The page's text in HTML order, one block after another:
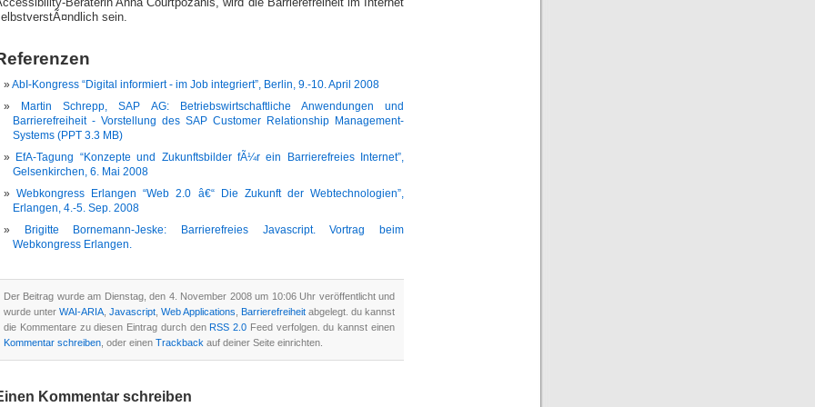
Beraterin Anna Courtpozanis, wird die Barrierefreiheit im Internet
sein.
AbI-Kongress “Digital informiert - im Job integriert”, Berlin, 9.-10. April 2008
Martin Schrepp, SAP AG: Betriebswirtschaftliche Anwendungen und
Barrierefreiheit - Vorstellung des SAP Customer Relationship Management-
Systems (PPT 3.3 MB)
EfA-Tagung “Konzepte und Zukunftsbilder fÃ¼r ein Barrierefreies Internet”,
Gelsenkirchen, 6. Mai 2008
Webkongress Erlangen “Web 2.0 â€“ Die Zukunft der Webtechnologien”,
Erlangen, 4.-5. Sep. 2008
Brigitte Bornemann-Jeske: Barrierefreies Javascript. Vortrag beim
Webkongress Erlangen.
Der Beitrag wurde am Dienstag, den 4. November 2008 um 10:06 Uhr veröffentlicht und
wurde unter WAI-ARIA Javascript Web Applications Barrierefreiheit abgelegt. du kannst
die Kommentare zu diesen Eintrag durch denRSS 2.0 Feed verfolgen. du kannst einen
Kommentar schreiben , oder einen Trackback auf deiner Seite einrichten.
Kommentar schreiben